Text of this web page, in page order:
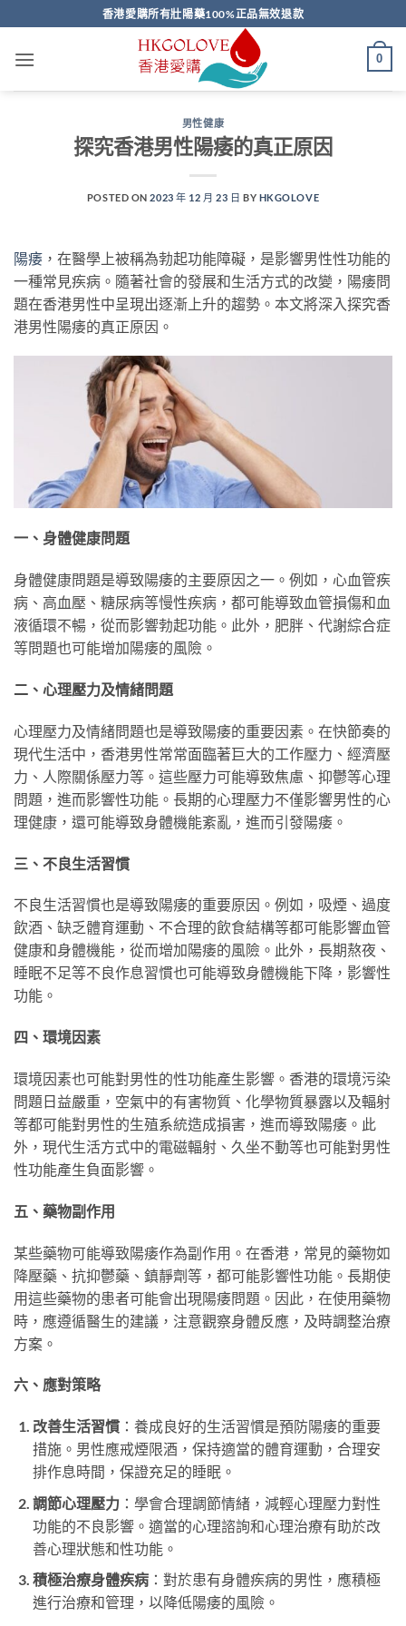
to
content
香港愛購所有壯陽藥100%正品無效退款
0
男性健康
探究香港男性陽痿的真正原因
POSTED ON2023 年 12 月 23 日 BY HKGOLOVE
陽痿 ，在醫學上被稱為勃起功能障礙，是影響男性性功能的
一種常見疾病。隨著社會的發展和生活方式的改變，陽痿問
題在香港男性中呈現出逐漸上升的趨勢。本文將深入探究香
港男性陽痿的真正原因。
一、身體健康問題
身體健康問題是導致陽痿的主要原因之一。例如，心血管疾
病、高血壓、糖尿病等慢性疾病，都可能導致血管損傷和血
液循環不暢，從而影響勃起功能。此外，肥胖、代謝綜合症
等問題也可能增加陽痿的風險。
二、心理壓力及情緒問題
心理壓力及情緒問題也是導致陽痿的重要因素。在快節奏的
現代生活中，香港男性常常面臨著巨大的工作壓力、經濟壓
力、人際關係壓力等。這些壓力可能導致焦慮、抑鬱等心理
問題，進而影響性功能。長期的心理壓力不僅影響男性的心
理健康，還可能導致身體機能紊亂，進而引發陽痿。
三、不良生活習慣
不良生活習慣也是導致陽痿的重要原因。例如，吸煙、過度
飲酒、缺乏體育運動、不合理的飲食結構等都可能影響血管
健康和身體機能，從而增加陽痿的風險。此外，長期熬夜、
睡眠不足等不良作息習慣也可能導致身體機能下降，影響性
功能。
四、環境因素
環境因素也可能對男性的性功能產生影響。香港的環境污染
問題日益嚴重，空氣中的有害物質、化學物質暴露以及輻射
等都可能對男性的生殖系統造成損害，進而導致陽痿。此
外，現代生活方式中的電磁輻射、久坐不動等也可能對男性
性功能產生負面影響。
五、藥物副作用
某些藥物可能導致陽痿作為副作用。在香港，常見的藥物如
降壓藥、抗抑鬱藥、鎮靜劑等，都可能影響性功能。長期使
用這些藥物的患者可能會出現陽痿問題。因此，在使用藥物
時，應遵循醫生的建議，注意觀察身體反應，及時調整治療
方案。
六、應對策略
改善生活習慣：養成良好的生活習慣是預防陽痿的重要
措施。男性應戒煙限酒，保持適當的體育運動，合理安
排作息時間，保證充足的睡眠。
調節心理壓力：學會合理調節情緒，減輕心理壓力對性
功能的不良影響。適當的心理諮詢和心理治療有助於改
善心理狀態和性功能。
積極治療身體疾病：對於患有身體疾病的男性，應積極
進行治療和管理，以降低陽痿的風險。